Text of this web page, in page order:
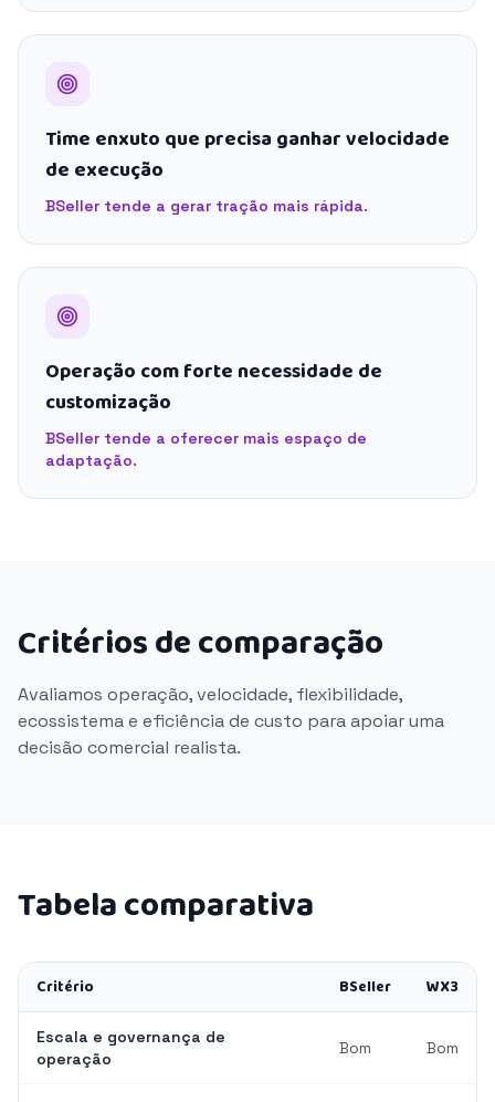
Time enxuto que precisa ganhar velocidade
de execução
BSeller tende a gerar tração mais rápida.
Operação com forte necessidade de
customização
BSeller tende a oferecer mais espaço de
adaptação.
Critérios de comparação
Avaliamos operação, velocidade, flexibilidade,
ecossistema e eficiência de custo para apoiar uma
decisão comercial realista.
Tabela comparativa
Critério BSeller WX3
Escala e governança de
operação
Bom Bom